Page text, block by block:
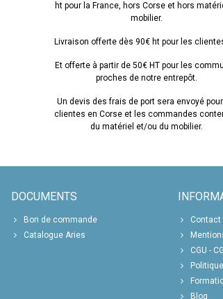
ht pour la France, hors Corse et hors
mobilier.
Livraison offerte dès 90€ ht pour les
Et offerte à partir de 50€ HT pour les
proches de notre entrepôt.
Un devis des frais de port sera envoyé
clientes en Corse et les commandes
du matériel et/ou du mobilier.
DOCUMENTS
Bon de commande
Catalogue Aries
Contact
CGU -
Blog